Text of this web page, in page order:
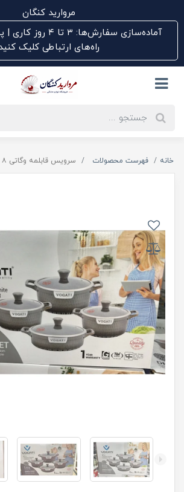
مروارید کنگان
آماده‌سازی سفارش‌ها:
راه‌های ارتباطی کلیک
خانه فهرست محصولات سرویس قابلمه وگاتی ۸ تیکه Dmo-3set